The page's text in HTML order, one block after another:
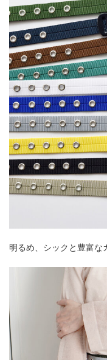
明るめ、シックと豊富な